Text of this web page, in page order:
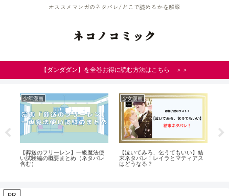
オススメマンガのネタバレ/どこで読めるかを解説
ネコノコミック
【ダンダダン】を全巻お得に読む方法はこちら ＞＞
少年漫画
【葬送のフリーレン】一級魔法使
い試験編の概要まとめ（ネタバレ
含む）
少女漫画
【泣いてみろ、乞うてもいい】結
末ネタバレ！レイラとマティアス
はどうなる？